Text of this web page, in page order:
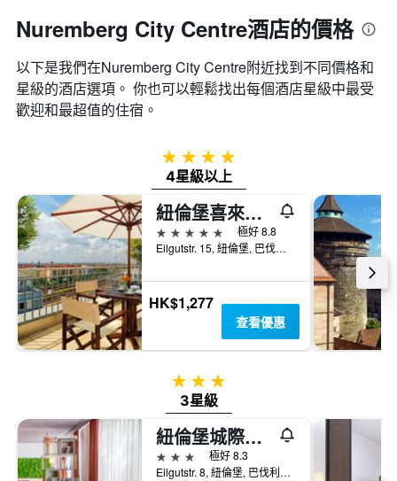
Nuremberg City Centre酒店的價格
以下是我們在Nuremberg City Centre​附近找到不同價格和
星級的酒店選項。 你也可以輕鬆找出每個酒店星級中最受
歡迎和最超值的住宿。
4星級
4星級以上
紐倫堡喜來登酒店
5星級
極好 8.8
Eilgutstr. 15, 紐倫堡, 巴伐利亞, 德國
HK$1,277
查看優惠
3星級
3星級
紐倫堡城際酒店 - 紐倫堡
3星級
極好 8.3
Eilgutstr. 8, 紐倫堡, 巴伐利亞, 德國